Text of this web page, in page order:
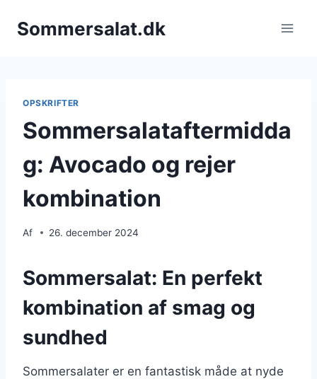
Sommersalat.dk
OPSKRIFTER
Sommersalataftermidda
g: Avocado og rejer
kombination
Af 26. december 2024
Sommersalat: En perfekt
kombination af smag og
sundhed
Sommersalater er en fantastisk måde at nyde